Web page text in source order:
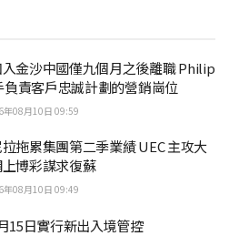
金沙中國僅九個月之後離職 Philip
負責客戶忠誠計劃的營銷崗位
年08月10日 09:59
拖累集團第二季業績 UEC 主攻大
博彩謀求復蘇
年08月10日 09:49
15日實行新出入境管控